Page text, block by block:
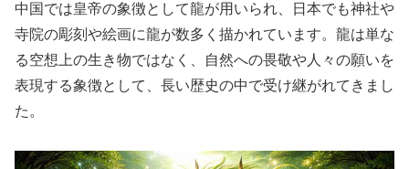
中国では皇帝の象徴として龍が用いられ、日本でも神社や
寺院の彫刻や絵画に龍が数多く描かれています。龍は単な
る空想上の生き物ではなく、自然への畏敬や人々の願いを
表現する象徴として、長い歴史の中で受け継がれてきまし
た。